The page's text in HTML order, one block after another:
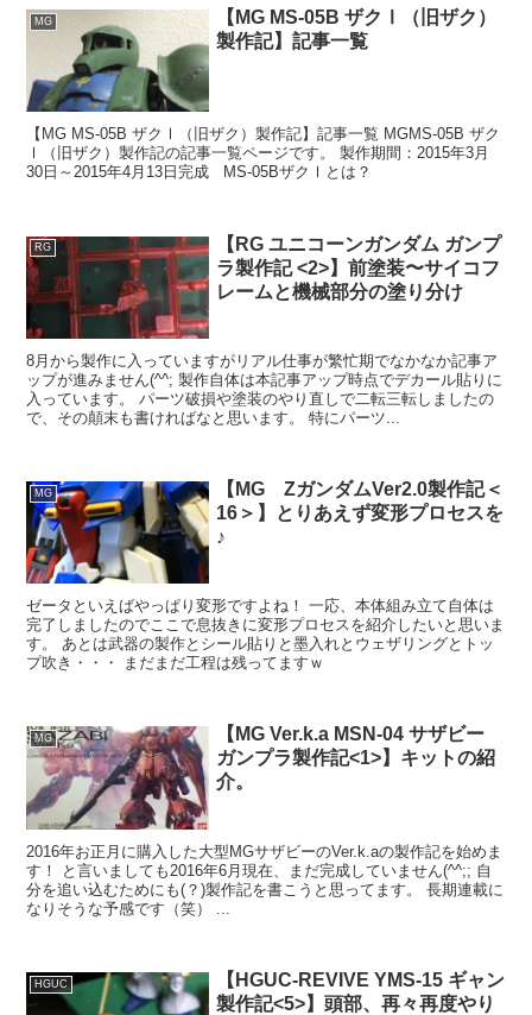
MG
【MG MS-05B ザクⅠ（旧ザク）
製作記】記事一覧
【MG MS-05B ザクⅠ（旧ザク）製作記】記事一覧 MGMS-05B ザク
Ⅰ（旧ザク）製作記の記事一覧ページです。 製作期間：2015年3月
30日～2015年4月13日完成 MS-05BザクⅠとは？
RG
【RG ユニコーンガンダム ガンプ
ラ製作記 <2>】前塗装〜サイコフ
レームと機械部分の塗り分け
8月から製作に入っていますがリアル仕事が繁忙期でなかなか記事ア
ップが進みません(^^; 製作自体は本記事アップ時点でデカール貼りに
入っています。 パーツ破損や塗装のやり直しで二転三転しましたの
で、その顛末も書ければなと思います。 特にパーツ...
MG
【MG ZガンダムVer2.0製作記＜
16＞】とりあえず変形プロセスを
♪
ゼータといえばやっぱり変形ですよね！ 一応、本体組み立て自体は
完了しましたのでここで息抜きに変形プロセスを紹介したいと思いま
す。 あとは武器の製作とシール貼りと墨入れとウェザリングとトッ
プ吹き・・・ まだまだ工程は残ってますｗ
MG
【MG Ver.k.a MSN-04 サザビー
ガンプラ製作記<1>】キットの紹
介。
2016年お正月に購入した大型MGサザビーのVer.k.aの製作記を始めま
す！ と言いましても2016年6月現在、まだ完成していません(^^;; 自
分を追い込むためにも(？)製作記を書こうと思ってます。 長期連載に
なりそうな予感です（笑） ...
HGUC
【HGUC-REVIVE YMS-15 ギャン
製作記<5>】頭部、再々再度やり